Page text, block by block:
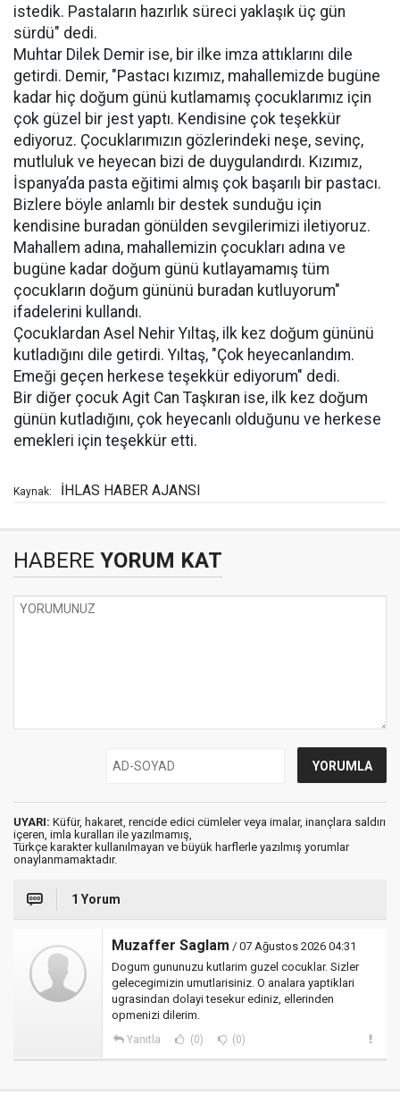
istedik. Pastaların hazırlık süreci yaklaşık üç gün
sürdü" dedi.
Muhtar Dilek Demir ise, bir ilke imza attıklarını dile
getirdi. Demir, "Pastacı kızımız, mahallemizde bugüne
kadar hiç doğum günü kutlamamış çocuklarımız için
çok güzel bir jest yaptı. Kendisine çok teşekkür
ediyoruz. Çocuklarımızın gözlerindeki neşe, sevinç,
mutluluk ve heyecan bizi de duygulandırdı. Kızımız,
İspanya’da pasta eğitimi almış çok başarılı bir pastacı.
Bizlere böyle anlamlı bir destek sunduğu için
kendisine buradan gönülden sevgilerimizi iletiyoruz.
Mahallem adına, mahallemizin çocukları adına ve
bugüne kadar doğum günü kutlayamamış tüm
çocukların doğum gününü buradan kutluyorum"
ifadelerini kullandı.
Çocuklardan Asel Nehir Yıltaş, ilk kez doğum gününü
kutladığını dile getirdi. Yıltaş, "Çok heyecanlandım.
Emeği geçen herkese teşekkür ediyorum" dedi.
Bir diğer çocuk Agit Can Taşkıran ise, ilk kez doğum
günün kutladığını, çok heyecanlı olduğunu ve herkese
emekleri için teşekkür etti.
Kaynak: İHLAS HABER AJANSI
HABERE YORUM KAT
UYARI: Küfür, hakaret, rencide edici cümleler veya imalar, inançlara saldırı
içeren, imla kuralları ile yazılmamış,
Türkçe karakter kullanılmayan ve büyük harflerle yazılmış yorumlar
onaylanmamaktadır.
1 Yorum
Muzaffer Saglam / 07 Ağustos 2026 04:31
Dogum gununuzu kutlarim guzel cocuklar. Sizler
gelecegimizin umutlarisiniz. O analara yaptiklari
ugrasindan dolayi tesekur ediniz, ellerinden
opmenizi dilerim.
Yanıtla (0) (0)